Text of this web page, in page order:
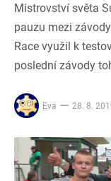
Mistrovství světa
pauzu mezi
Race využil k
poslední závody
Eva 28. 8.